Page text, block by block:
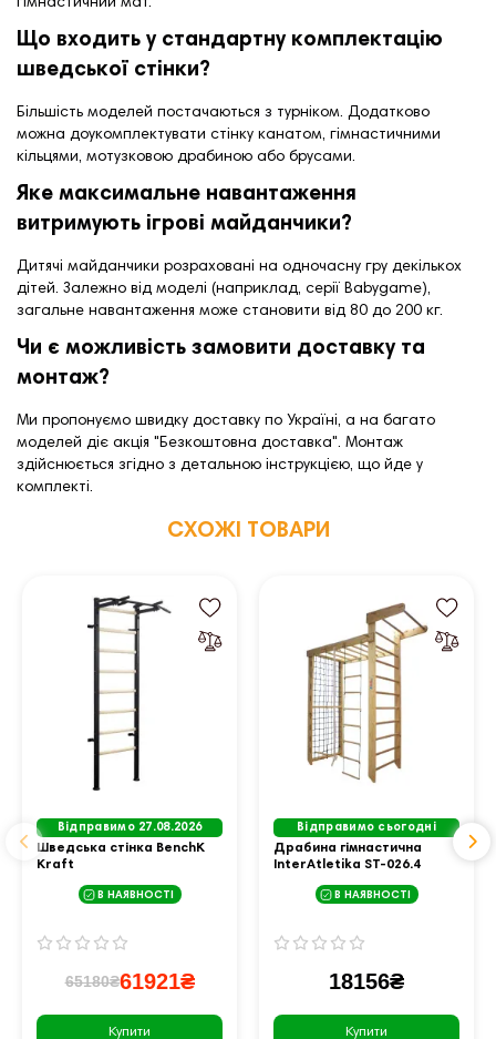
гімнастичний мат.
Що входить у стандартну комплектацію
шведської стінки?
Більшість моделей постачаються з турніком. Додатково
можна доукомплектувати стінку канатом, гімнастичними
кільцями, мотузковою драбиною або брусами.
Яке максимальне навантаження
витримують ігрові майданчики?
Дитячі майданчики розраховані на одночасну гру декількох
дітей. Залежно від моделі (наприклад, серії Babygame),
загальне навантаження може становити від 80 до 200 кг.
Чи є можливість замовити доставку та
монтаж?
Ми пропонуємо швидку доставку по Україні, а на багато
моделей діє акція "Безкоштовна доставка". Монтаж
здійснюється згідно з детальною інструкцією, що йде у
комплекті.
СХОЖІ ТОВАРИ
Відправимо 27.08.2026
Шведська стінка BenchK
Kraft
В НАЯВНОСТІ
65180₴61921₴
Купити
Відправимо сьогодні
Драбина гімнастична
InterAtletika ST-026.4
В НАЯВНОСТІ
18156₴
Купити